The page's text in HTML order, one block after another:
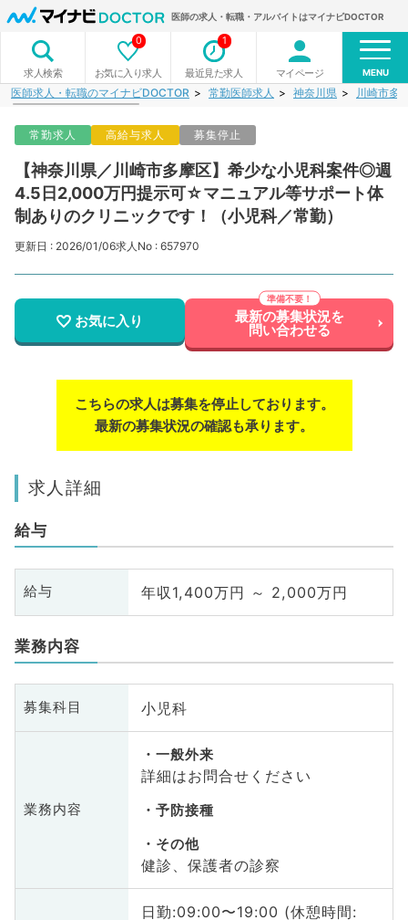
医師の求人・転職・アルバイトはマイナビDOCTOR
求人検索 お気に入り求人
0
最近見た求人
1
マイページ MENU
医師求人・転職のマイナビDOCTOR 常勤医師求人 神奈川県 川崎市多
常勤求人 高給与求人 募集停止
【神奈川県／川崎市多摩区】希少な小児科案件◎週
4.5日2,000万円提示可☆マニュアル等サポート体
制ありのクリニックです！（小児科／常勤）
更新日 : 2026/01/06求人No : 657970
お気に入り 最新の募集状況を
問い合わせる
こちらの求人は募集を停止しております。
最新の募集状況の確認も承ります。
求人詳細
給与
給与 年収1,400万円 ～ 2,000万円
業務内容
募集科目 小児科
業務内容
一般外来
詳細はお問合せください
予防接種
その他
健診、保護者の診察
日勤:09:00〜19:00 (休憩時間: